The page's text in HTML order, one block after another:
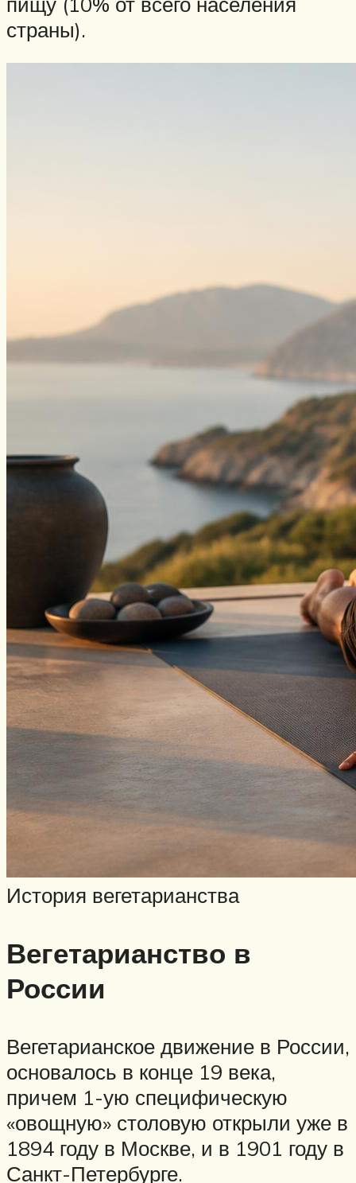
страны).
История вегетарианства
Вегетарианство в
России
Вегетарианское движение в России,
основалось в конце 19 века,
причем 1-ую специфическую
«овощную» столовую открыли уже в
1894 году в Москве, и в 1901 году в
Санкт-Петербурге.